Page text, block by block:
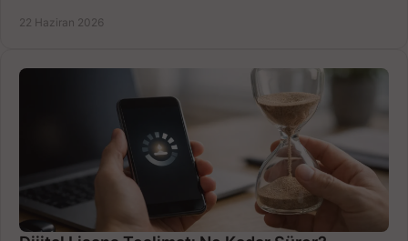
22 Haziran 2026